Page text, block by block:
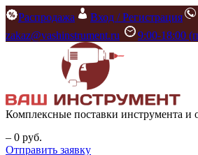
Распродажа Вход / Регистрация
zakaz@vashinstrument.ru
9:00-18:00
Комплексные поставки инструмента и
– 0 руб.
Отправить заявку